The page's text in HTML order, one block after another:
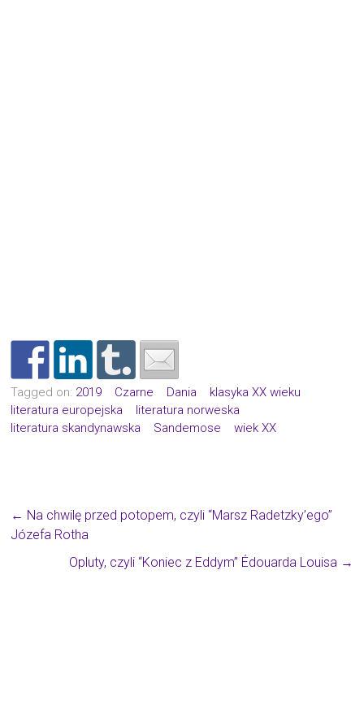
Tagged on: 2019 Czarne Dania
klasyka XX wieku
literatura europejska
literatura norweska
literatura skandynawska
Sandemose wiek XX
← Na chwilę przed potopem, czyli “Marsz Radetzky’ego”
Józefa Rotha
Opluty, czyli “Koniec z Eddym” Édouarda Louisa →